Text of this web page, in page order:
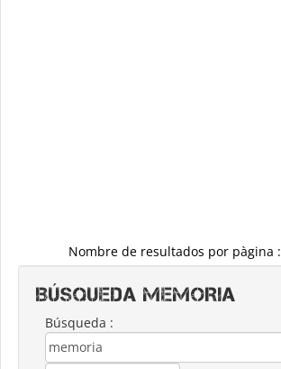
Nombre de resultados por pàgina :
Búsqueda MEMORIA
Búsqueda :